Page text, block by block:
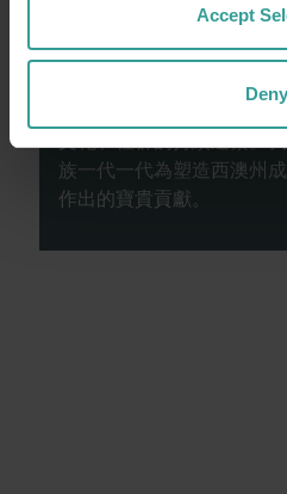
Accept
Deny
西澳州旅遊局承認原住民
並向過往及現在的長老致
原住民的多元化，並承認
文化和社群的持續連繫。
族一代一代為塑造西澳州
作出的寶貴貢獻。